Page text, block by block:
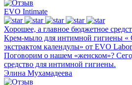
EVO Intimate
Хорошее, а главное бюджетное
Крем-мыло для интимной гигиены «
экстрактом календулы» от EVO
Поговорим о нашем «женском»?
средство для интимной гигиены.
Элина Мухамадеева